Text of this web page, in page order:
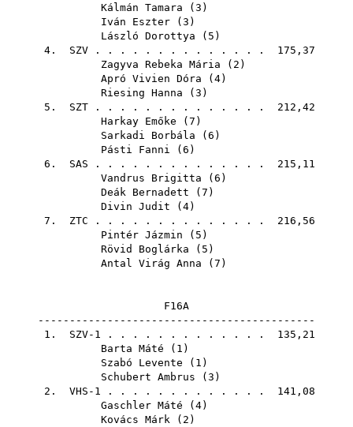
Kálmán Tamara ( 3 )
Iván Eszter ( 3 )
László Dorottya ( 5 )
4. SZV . . . . . . . . . . . . . . 175,37
Zagyva Rebeka Mária ( 2 )
Apró Vivien Dóra ( 4)
Riesing Hanna ( 3 )
5. SZT . . . . . . . . . . . . . . 212,42
Harkay Emőke ( 7 )
Sarkadi Borbála ( 6 )
Pásti Fanni ( 6 )
6. SAS . . . . . . . . . . . . . . 215,11
Vandrus Brigitta ( 6 )
Deák Bernadett ( 7 )
Divin Judit ( 4)
7. ZTC . . . . . . . . . . . . . . 216,56
Pintér Jázmin ( 5 )
Rövid Boglárka ( 5 )
Antal Virág Anna ( 7 )
F16A
--------------------------------------------
1. SZV-1 . . . . . . . . . . . . . 135,21
Barta Máté ( 1 )
Szabó Levente ( 1 )
Schubert Ambrus ( 3 )
2. VHS-1 . . . . . . . . . . . . . 141,08
Gaschler Máté ( 4)
Kovács Márk ( 2 )